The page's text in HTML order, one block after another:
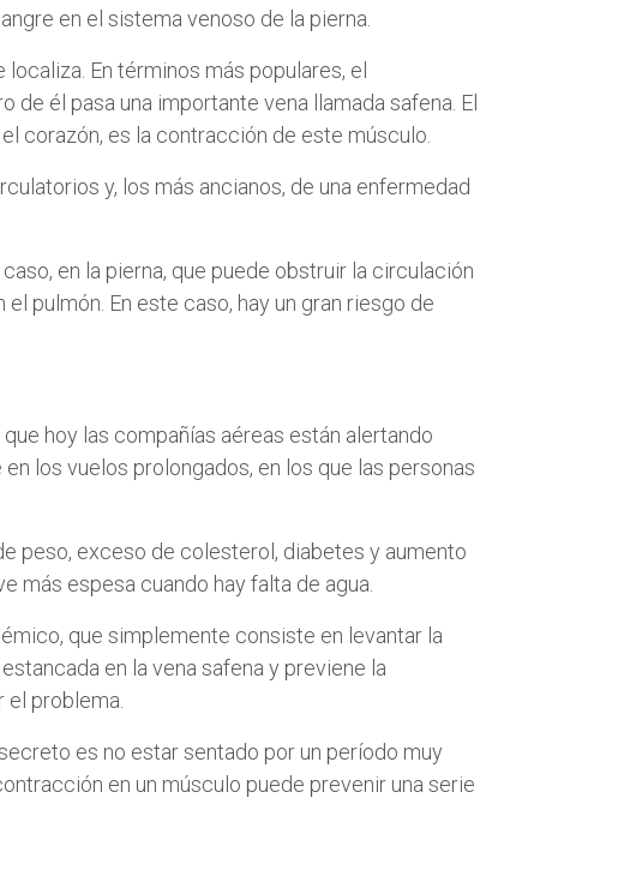
en el sistema venoso de la pierna.
En términos más populares, el
él pasa una importante vena llamada safena. El
corazón, es la contracción de este músculo.
y, los más ancianos, de una enfermedad
en la pierna, que puede obstruir la circulación
pulmón. En este caso, hay un gran riesgo de
hoy las compañías aéreas están alertando
los vuelos prolongados, en los que las personas
peso, exceso de colesterol, diabetes y aumento
más espesa cuando hay falta de agua.
que simplemente consiste en levantar la
en la vena safena y previene la
problema.
es no estar sentado por un período muy
en un músculo puede prevenir una serie